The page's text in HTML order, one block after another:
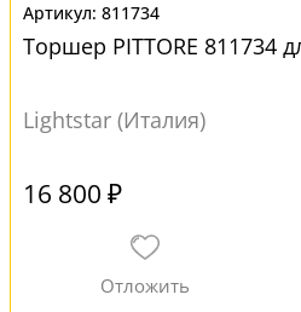
811734
Торшер PITTORE 811734
Lightstar (Италия)
16 800 ₽